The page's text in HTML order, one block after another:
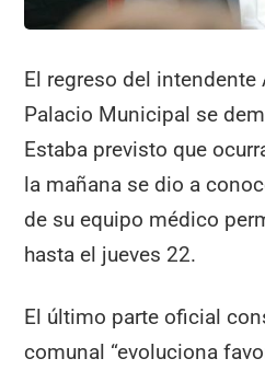
El regreso del intendente
Palacio Municipal se
Estaba previsto que
la mañana se dio a
de su equipo médico
hasta el jueves 22.
El último parte oficial
comunal “evoluciona